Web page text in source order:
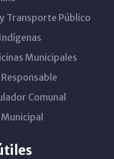
Transporte Público
Municipales
Comunal
Municipal